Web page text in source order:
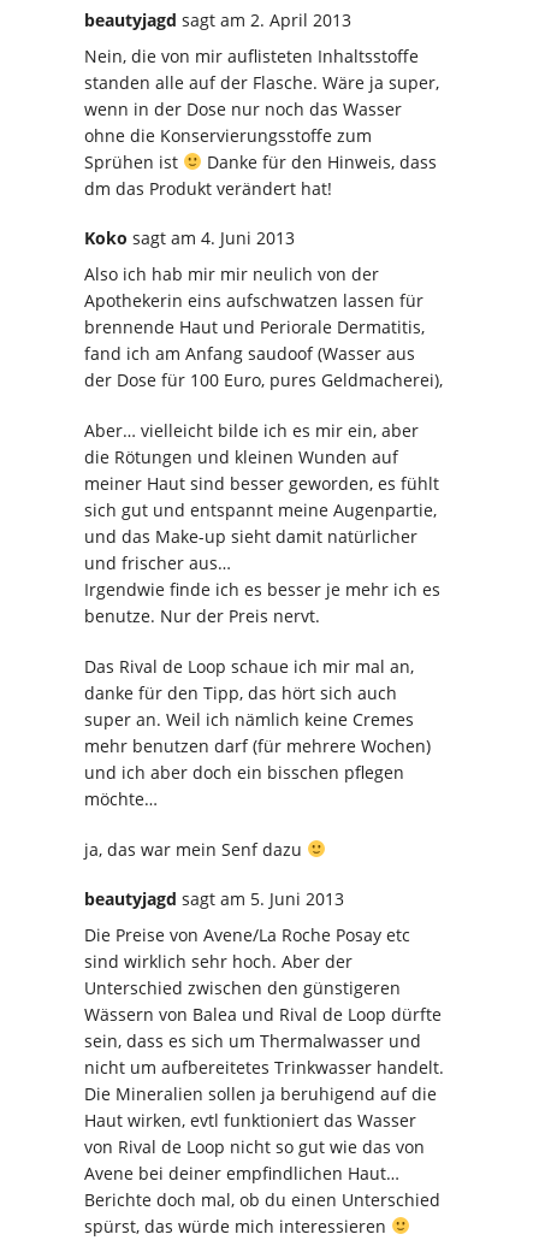
beautyjagd sagt am 2. April 2013
Nein, die von mir auflisteten Inhaltsstoffe
standen alle auf der Flasche. Wäre ja super,
wenn in der Dose nur noch das Wasser
ohne die Konservierungsstoffe zum
Sprühen ist
Danke für den Hinweis, dass
dm das Produkt verändert hat!
Koko sagt am 4. Juni 2013
Also ich hab mir mir neulich von der
Apothekerin eins aufschwatzen lassen für
brennende Haut und Periorale Dermatitis,
fand ich am Anfang saudoof (Wasser aus
der Dose für 100 Euro, pures Geldmacherei),
Aber… vielleicht bilde ich es mir ein, aber
die Rötungen und kleinen Wunden auf
meiner Haut sind besser geworden, es fühlt
sich gut und entspannt meine Augenpartie,
und das Make-up sieht damit natürlicher
und frischer aus…
Irgendwie finde ich es besser je mehr ich es
benutze. Nur der Preis nervt.
Das Rival de Loop schaue ich mir mal an,
danke für den Tipp, das hört sich auch
super an. Weil ich nämlich keine Cremes
mehr benutzen darf (für mehrere Wochen)
und ich aber doch ein bisschen pflegen
möchte…
ja, das war mein Senf dazu
beautyjagd sagt am 5. Juni 2013
Die Preise von Avene/La Roche Posay etc
sind wirklich sehr hoch. Aber der
Unterschied zwischen den günstigeren
Wässern von Balea und Rival de Loop dürfte
sein, dass es sich um Thermalwasser und
nicht um aufbereitetes Trinkwasser handelt.
Die Mineralien sollen ja beruhigend auf die
Haut wirken, evtl funktioniert das Wasser
von Rival de Loop nicht so gut wie das von
Avene bei deiner empfindlichen Haut…
Berichte doch mal, ob du einen Unterschied
spürst, das würde mich interessieren